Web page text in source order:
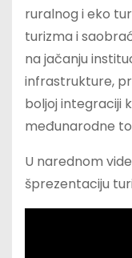
ruralnog i eko
turizma i
na jačanju
infrastrukture,
boljoj integraciji
međunarodne
U narednom
šprezentaciju